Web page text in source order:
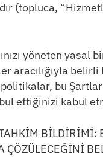
(topluca,
yöneten
aracılığıyla
bu
ettiğinizi kabul
BİLDİRİMİ: